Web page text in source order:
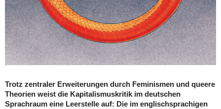
Trotz zentraler Erweiterungen durch Feminismen und queere
Theorien weist die Kapitalismuskritik im deutschen
Sprachraum eine Leerstelle auf: Die im englischsprachigen